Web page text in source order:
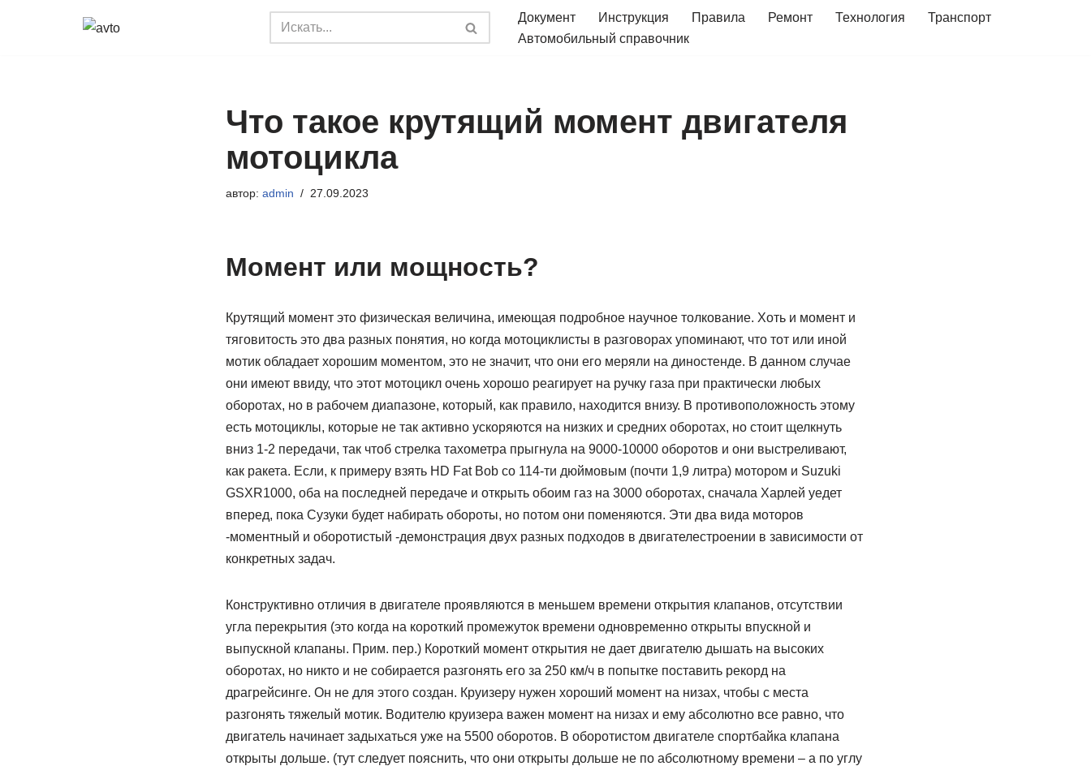
Документ Инструкция Правила Ремонт Технология
Транспорт
Автомобильный справочник
Что такое крутящий момент двигателя
мотоцикла
автор: admin 27.09.2023
Момент или мощность?
Крутящий момент это физическая величина, имеющая подробное научное толкование. Хоть и момент и
тяговитость это два разных понятия, но когда мотоциклисты в разговорах упоминают, что тот или иной
мотик обладает хорошим моментом, это не значит, что они его меряли на диностенде. В данном случае
они имеют ввиду, что этот мотоцикл очень хорошо реагирует на ручку газа при практически любых
оборотах, но в рабочем диапазоне, который, как правило, находится внизу. В противоположность этому
есть мотоциклы, которые не так активно ускоряются на низких и средних оборотах, но стоит щелкнуть
вниз 1-2 передачи, так чтоб стрелка тахометра прыгнула на 9000-10000 оборотов и они выстреливают,
как ракета. Если, к примеру взять HD Fat Bob cо 114-ти дюймовым (почти 1,9 литра) мотором и Suzuki
GSXR1000, оба на последней передаче и открыть обоим газ на 3000 оборотах, сначала Харлей уедет
вперед, пока Сузуки будет набирать обороты, но потом они поменяются. Эти два вида моторов
-моментный и оборотистый -демонстрация двух разных подходов в двигателестроении в зависимости от
конкретных задач.
Конструктивно отличия в двигателе проявляются в меньшем времени открытия клапанов, отсутствии
угла перекрытия (это когда на короткий промежуток времени одновременно открыты впускной и
выпускной клапаны. Прим. пер.) Короткий момент открытия не дает двигателю дышать на высоких
оборотах, но никто и не собирается разгонять его за 250 км/ч в попытке поставить рекорд на
драгрейсинге. Он не для этого создан. Круизеру нужен хороший момент на низах, чтобы с места
разгонять тяжелый мотик. Водителю круизера важен момент на низах и ему абсолютно все равно, что
двигатель начинает задыхаться уже на 5500 оборотов. В оборотистом двигателе спортбайка клапана
открыты дольше. (тут следует пояснить, что они открыты дольше не по абсолютному времени – а по углу